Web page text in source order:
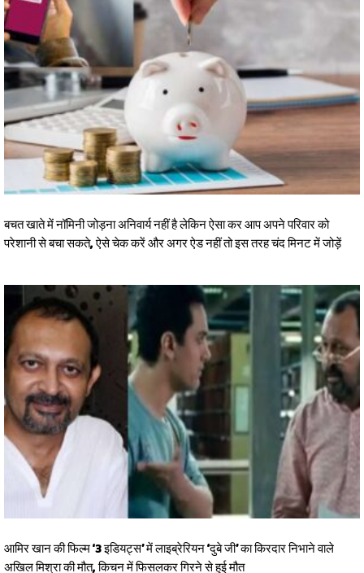
बचत खाते में नॉमिनी जोड़ना अनिवार्य नहीं है लेकिन ऐसा कर आप अपने परिवार को
परेशानी से बचा सकते, ऐसे चेक करें और अगर ऐड नहीं तो इस तरह चंद मिनट में जोड़ें
आमिर खान की फिल्म ‘3 इडियट्स’ में लाइब्रेरियन ‘दुबे जी’ का किरदार निभाने वाले
अखिल मिश्रा की मौत, किचन में फिसलकर गिरने से हुई मौत